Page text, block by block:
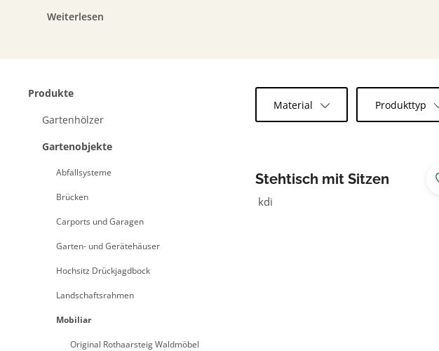
Weiterlesen
Produkte
Gartenhölzer
Gartenobjekte
Abfallsysteme
Brücken
Carports und Garagen
Garten- und Gerätehäuser
Hochsitz Drückjagdbock
Landschaftsrahmen
Mobiliar
Original Rothaarsteig Waldmöbel
Material Produkttyp
Stehtisch mit Sitzen
kdi